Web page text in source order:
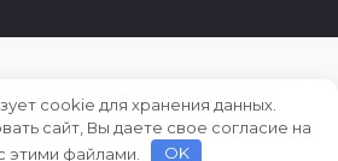
cookie для хранения данных.
сайт, Вы даете свое согласие на
этими файлами.
OK